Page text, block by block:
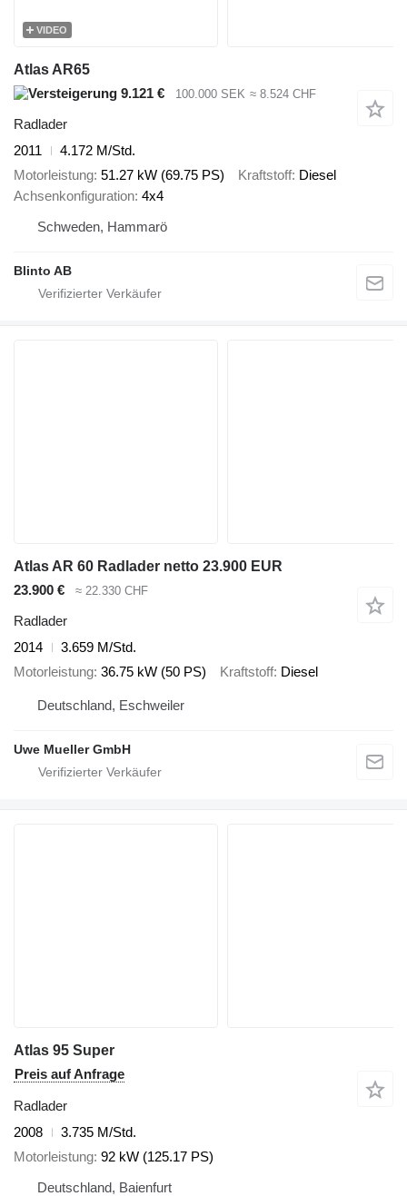
VIDEO
Atlas AR65
9.121 €
100.000 SEK ≈ 8.524 CHF
Radlader
2011
4.172 M/Std.
Motorleistung 51.27 kW (69.75 PS) Kraftstoff Diesel
Achsenkonfiguration 4x4
Schweden, Hammarö
Blinto AB
Atlas AR 60 Radlader netto 23.900 EUR
23.900 €
≈ 22.330 CHF
Radlader
2014
3.659 M/Std.
Motorleistung 36.75 kW (50 PS) Kraftstoff Diesel
Deutschland, Eschweiler
Uwe Mueller GmbH
Atlas 95 Super
Preis auf Anfrage
Radlader
2008
3.735 M/Std.
Motorleistung 92 kW (125.17 PS)
Deutschland, Baienfurt